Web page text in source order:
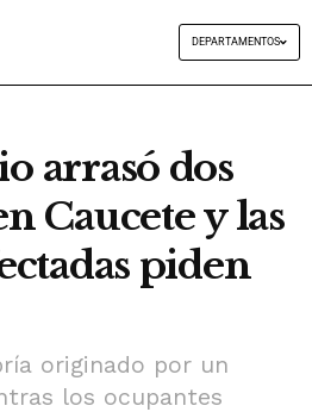
DEPARTAMENTOS
arrasó dos
Caucete y las
piden
originado por un
los ocupantes